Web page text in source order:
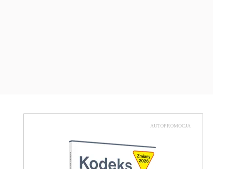
AUTOPROMOCJA